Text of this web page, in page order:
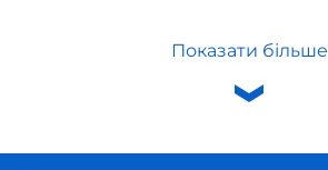
Показати більше